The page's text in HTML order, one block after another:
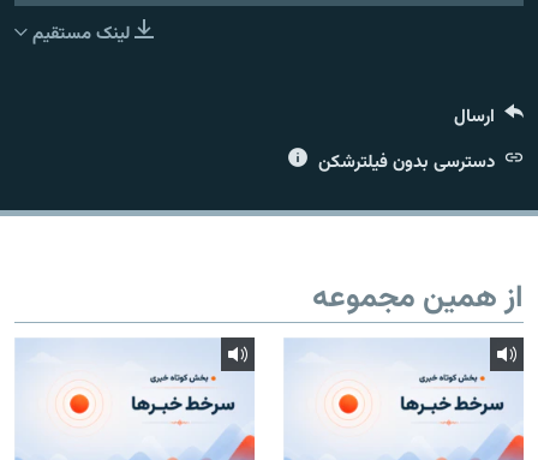
لینک مستقیم
ارسال
دسترسی بدون فیلترشکن
از همین مجموعه